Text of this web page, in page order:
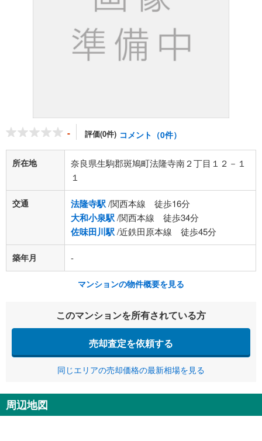
- 評価(0件) コメント（0件）
所在地
奈良県生駒郡斑鳩町法隆寺南２丁目１２－１
１
交通 法隆寺駅/関西本線 徒歩16分
大和小泉駅/関西本線 徒歩34分
佐味田川駅/近鉄田原本線 徒歩45分
築年月 -
マンションの物件概要を見る
このマンションを所有されている方
売却査定を依頼する
同じエリアの売却価格の最新相場を見る
周辺地図